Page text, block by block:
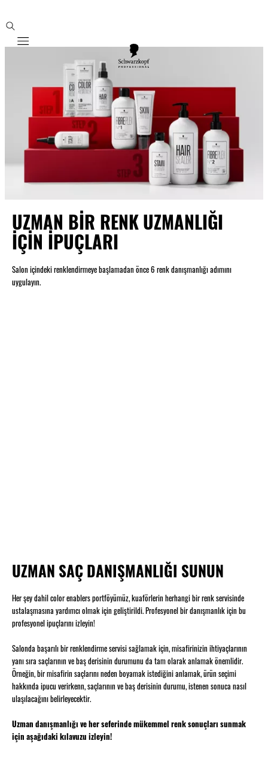
Mobile navigation
UZMAN BİR RENK UZMANLIĞI
İÇİN İPUÇLARI
Salon içindeki renklendirmeye başlamadan önce 6 renk danışmanlığı adımını
uygulayın.
UZMAN SAÇ DANIŞMANLIĞI SUNUN
Her şey dahil color enablers portföyümüz, kuaförlerin herhangi bir renk servisinde
ustalaşmasına yardımcı olmak için geliştirildi. Profesyonel bir danışmanlık için bu
profesyonel ipuçlarını izleyin!
Salonda başarılı bir renklendirme servisi sağlamak için, misafirinizin ihtiyaçlarının
yanı sıra saçlarının ve baş derisinin durumunu da tam olarak anlamak önemlidir.
Örneğin, bir misafirin saçlarını neden boyamak istediğini anlamak, ürün seçimi
hakkında ipucu verirkenn, saçlarının ve baş derisinin durumu, istenen sonuca nasıl
ulaşılacağını belirleyecektir.
Uzman danışmanlığı ve her seferinde mükemmel renk sonuçları sunmak
için aşağıdaki kılavuzu izleyin!